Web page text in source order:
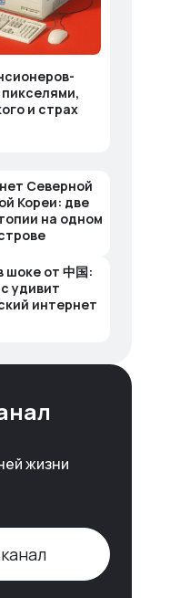
и страх
Северной
Кореи: две
на одном
шоке от 中国:
удивит
интернет
жизни